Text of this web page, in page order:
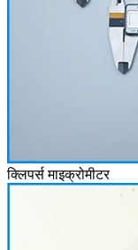
क्लिपर्स माइक्रोमीटर